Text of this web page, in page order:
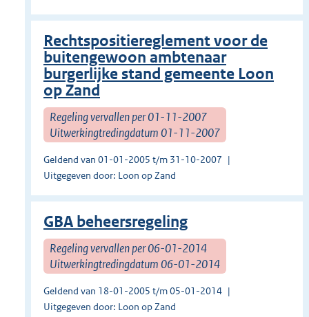
Rechtspositiereglement voor de
buitengewoon ambtenaar
burgerlijke stand gemeente Loon
op Zand
Regeling vervallen per 01-11-2007
Uitwerkingtredingdatum 01-11-2007
Geldend van 01-01-2005 t/m 31-10-2007
Uitgegeven door: Loon op Zand
GBA beheersregeling
Regeling vervallen per 06-01-2014
Uitwerkingtredingdatum 06-01-2014
Geldend van 18-01-2005 t/m 05-01-2014
Uitgegeven door: Loon op Zand